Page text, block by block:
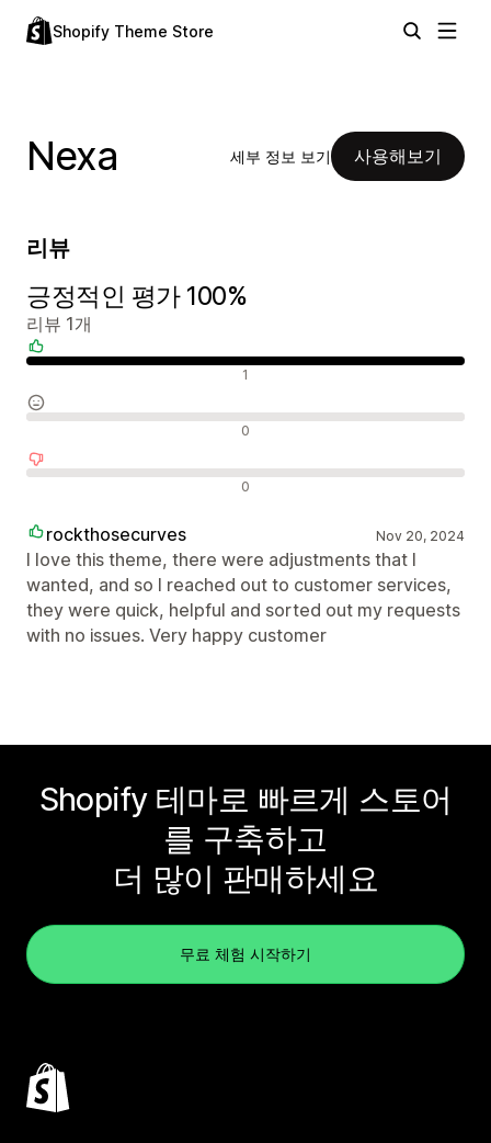
Shopify Theme Store
Nexa 세부 정보 보기 사용해보기
리뷰
긍정적인 평가 100%
리뷰 1개
1
0
0
rockthosecurves Nov 20, 2024
I love this theme, there were adjustments that I
wanted, and so I reached out to customer services,
they were quick, helpful and sorted out my requests
with no issues. Very happy customer
Shopify 테마로 빠르게 스토어
를 구축하고
더 많이 판매하세요
무료 체험 시작하기